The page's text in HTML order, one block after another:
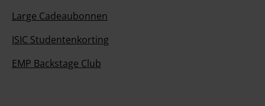
Large Cadeaubonnen
ISIC Studentenkorting
EMP Backstage Club